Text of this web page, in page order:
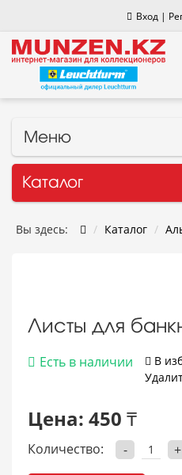
Вход|
Меню
Каталог
Вы здесь: Каталог
Листы для
Есть в наличии В
Цена: 450 ₸
Количество: - +